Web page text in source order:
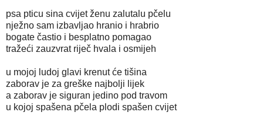
psa pticu sina cvijet ženu zalutalu pčelu
nježno sam izbavljao hranio i hrabrio
bogate častio i besplatno pomagao
tražeći zauzvrat riječ hvala i osmijeh
u mojoj ludoj glavi krenut će tišina
zaborav je za greške najbolji lijek
a zaborav je siguran jedino pod travom
u kojoj spašena pčela plodi spašen cvijet